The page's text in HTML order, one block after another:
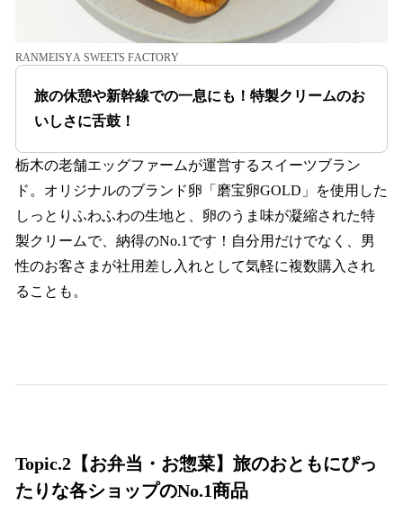
RANMEISYA SWEETS FACTORY
旅の休憩や新幹線での一息にも！特製クリームのお
いしさに舌鼓！
栃木の老舗エッグファームが運営するスイーツブラン
ド。オリジナルのブランド卵「磨宝卵GOLD」を使用した
しっとりふわふわの生地と、卵のうま味が凝縮された特
製クリームで、納得のNo.1です！自分用だけでなく、男
性のお客さまが社用差し入れとして気軽に複数購入され
ることも。
Topic.2【お弁当・お惣菜】旅のおともにぴっ
たりな各ショップのNo.1商品